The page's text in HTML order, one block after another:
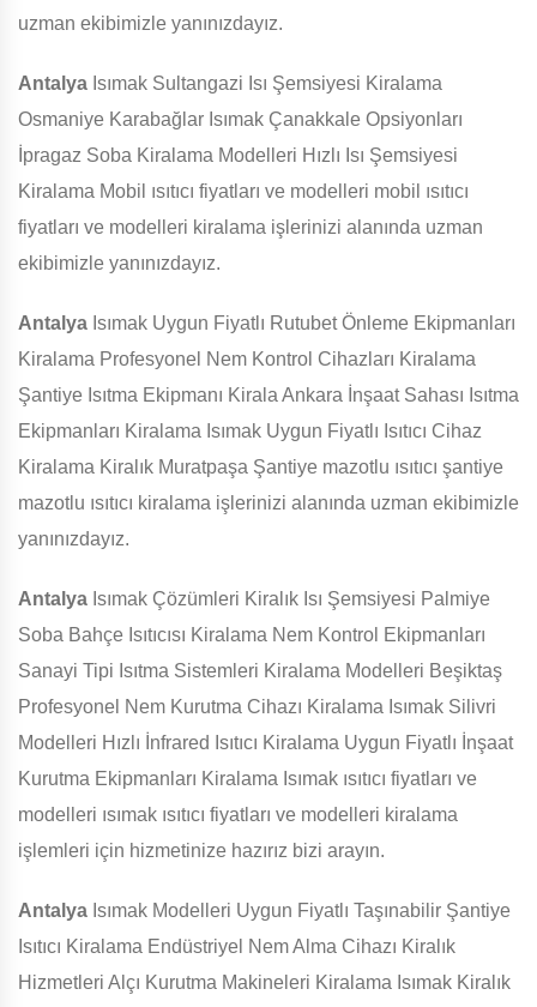
uzman ekibimizle yanınızdayız.
Antalya Isımak Sultangazi Isı Şemsiyesi Kiralama
Osmaniye Karabağlar Isımak Çanakkale Opsiyonları
İpragaz Soba Kiralama Modelleri Hızlı Isı Şemsiyesi
Kiralama Mobil ısıtıcı fiyatları ve modelleri mobil ısıtıcı
fiyatları ve modelleri kiralama işlerinizi alanında uzman
ekibimizle yanınızdayız.
Antalya Isımak Uygun Fiyatlı Rutubet Önleme Ekipmanları
Kiralama Profesyonel Nem Kontrol Cihazları Kiralama
Şantiye Isıtma Ekipmanı Kirala Ankara İnşaat Sahası Isıtma
Ekipmanları Kiralama Isımak Uygun Fiyatlı Isıtıcı Cihaz
Kiralama Kiralık Muratpaşa Şantiye mazotlu ısıtıcı şantiye
mazotlu ısıtıcı kiralama işlerinizi alanında uzman ekibimizle
yanınızdayız.
Antalya Isımak Çözümleri Kiralık Isı Şemsiyesi Palmiye
Soba Bahçe Isıtıcısı Kiralama Nem Kontrol Ekipmanları
Sanayi Tipi Isıtma Sistemleri Kiralama Modelleri Beşiktaş
Profesyonel Nem Kurutma Cihazı Kiralama Isımak Silivri
Modelleri Hızlı İnfrared Isıtıcı Kiralama Uygun Fiyatlı İnşaat
Kurutma Ekipmanları Kiralama Isımak ısıtıcı fiyatları ve
modelleri ısımak ısıtıcı fiyatları ve modelleri kiralama
işlemleri için hizmetinize hazırız bizi arayın.
Antalya Isımak Modelleri Uygun Fiyatlı Taşınabilir Şantiye
Isıtıcı Kiralama Endüstriyel Nem Alma Cihazı Kiralık
Hizmetleri Alçı Kurutma Makineleri Kiralama Isımak Kiralık